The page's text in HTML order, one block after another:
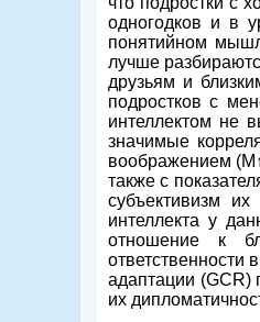
одногодков и в
понятийном
лучше
друзьям и
подростков с
интеллектом не
значимые
воображением
также с
субъективизм
интеллекта у
отношение к
ответственности
адаптации (GCR)
их